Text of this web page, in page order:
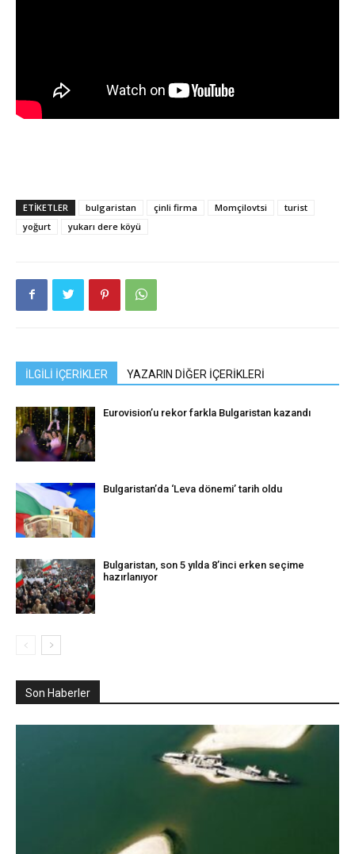
ETIKETLER bulgaristan çinli firma Momçilovtsi
turist
yoğurt
yukarı dere köyü
İLGİLİ İÇERİKLER YAZARIN DİĞER İÇERİKLERİ
Eurovision’u rekor farkla Bulgaristan kazandı
Bulgaristan’da ‘Leva dönemi’ tarih oldu
Bulgaristan, son 5 yılda 8’inci erken seçime
hazırlanıyor
Son Haberler